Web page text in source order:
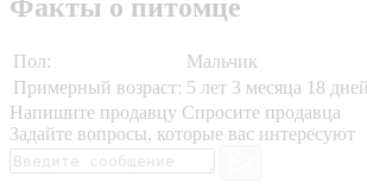
Факты о питомце
Пол:
Мальчик
Примерный возраст: 5 лет 3 месяца 18 дней
Напишите продавцу Спросите продавца
Задайте вопросы, которые вас интересуют